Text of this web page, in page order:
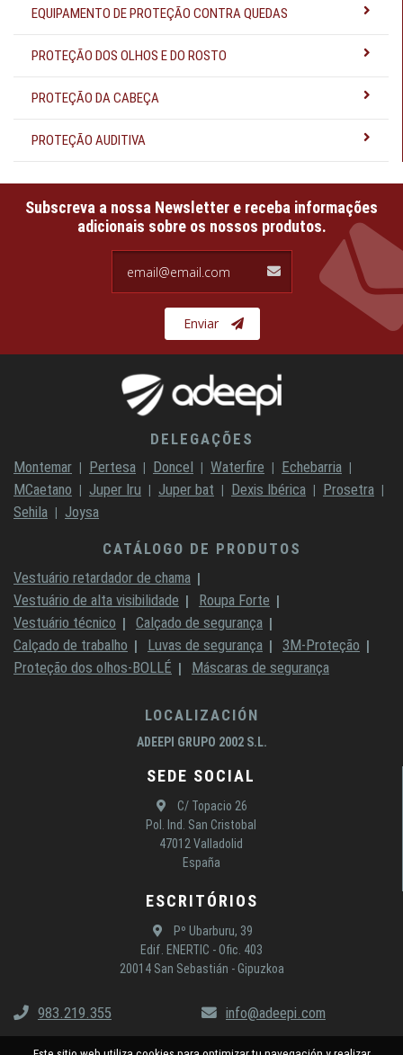
EQUIPAMENTO DE PROTEÇÃO CONTRA QUEDAS
PROTEÇÃO DOS OLHOS E DO ROSTO
PROTEÇÃO DA CABEÇA
PROTEÇÃO AUDITIVA
Subscreva a nossa Newsletter e receba informações
adicionais sobre os nossos produtos.
Enviar
DELEGAÇÕES
Montemar
Pertesa Doncel Waterfire
Echebarria
MCaetano
Juper Iru Juper bat Dexis Ibérica
Prosetra
Sehila
Joysa
CATÁLOGO DE PRODUTOS
Vestuário retardador de chama
Vestuário de alta visibilidade
Roupa Forte
Vestuário técnico
Calçado de segurança
Calçado de trabalho
Luvas de segurança
3M-Proteção
Proteção dos olhos-BOLLÉ
Máscaras de segurança
LOCALIZACIÓN
ADEEPI GRUPO 2002 S.L.
SEDE SOCIAL
C/ Topacio 26
Pol. Ind. San Cristobal
47012 Valladolid
España
ESCRITÓRIOS
Pº Ubarburu, 39
Edif. ENERTIC - Ofic. 403
20014 San Sebastián - Gipuzkoa
983.219.355 info@adeepi.com